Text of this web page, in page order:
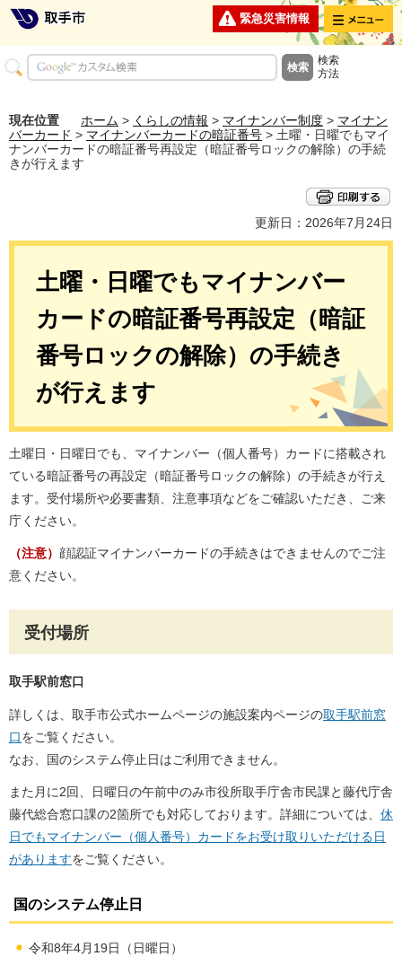
緊急災害情報 メニュー
検索
方法
現在位置 ホーム > くらしの情報 > マイナンバー制度 > マイナン
バーカード > マイナンバーカードの暗証番号 > 土曜・日曜でもマイ
ナンバーカードの暗証番号再設定（暗証番号ロックの解除）の手続
きが行えます
更新日：2026年7月24日
土曜・日曜でもマイナンバー
カードの暗証番号再設定（暗証
番号ロックの解除）の手続き
が行えます
土曜日・日曜日でも、マイナンバー（個人番号）カードに搭載され
ている暗証番号の再設定（暗証番号ロックの解除）の手続きが行え
ます。受付場所や必要書類、注意事項などをご確認いただき、ご来
庁ください。
（注意） 顔認証マイナンバーカードの手続きはできませんのでご注
意ください。
受付場所
取手駅前窓口
詳しくは、取手市公式ホームページの施設案内ページの取手駅前窓
口をご覧ください。
なお、国のシステム停止日はご利用できません。
また月に2回、日曜日の午前中のみ市役所取手庁舎市民課と藤代庁舎
藤代総合窓口課の2箇所でも対応しております。詳細については、 休
日でもマイナンバー（個人番号）カードをお受け取りいただける日
がありますをご覧ください。
国のシステム停止日
令和8年4月19日（日曜日）